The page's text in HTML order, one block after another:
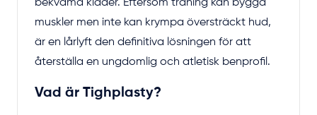
bekväma kläder. Eftersom träning kan bygga
muskler men inte kan krympa översträckt hud,
är en lårlyft den definitiva lösningen för att
återställa en ungdomlig och atletisk benprofil.
Vad är Tighplasty?